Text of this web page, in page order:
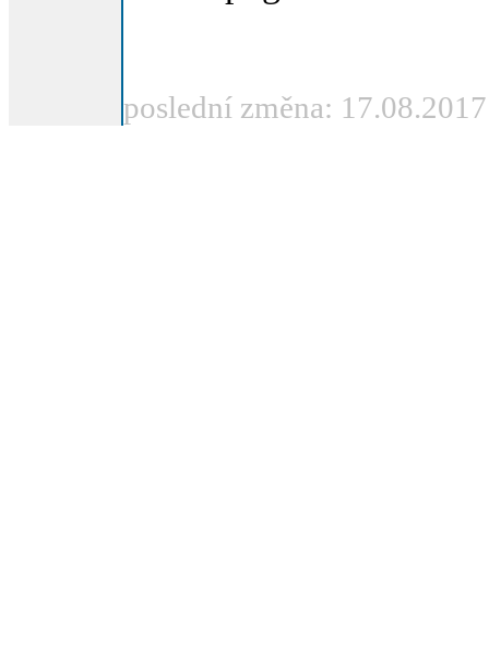
poslední změna: 17.08.2017